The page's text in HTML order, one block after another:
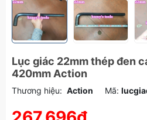
Lục giác 22mm thép đen
420mm Action
Thương hiệu: Action Mã: